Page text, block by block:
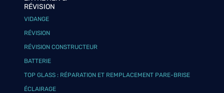
RÉVISION
VIDANGE
RÉVISION
RÉVISION CONSTRUCTEUR
BATTERIE
TOP GLASS : RÉPARATION ET REMPLACEMENT PARE-BRISE
ÉCLAIRAGE